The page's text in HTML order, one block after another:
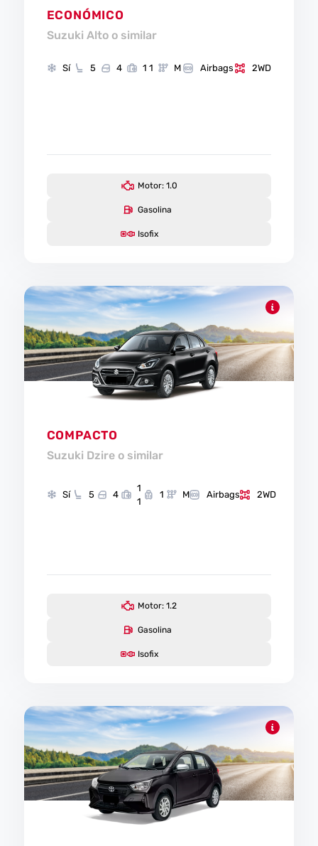
ECONÓMICO
Suzuki Alto o similar
Sí 5 4 1 1 M Airbags 2WD
Motor: 1.0
Gasolina
Isofix
COMPACTO
Suzuki Dzire o similar
Sí 5 4
1
1
1 M Airbags 2WD
Motor: 1.2
Gasolina
Isofix